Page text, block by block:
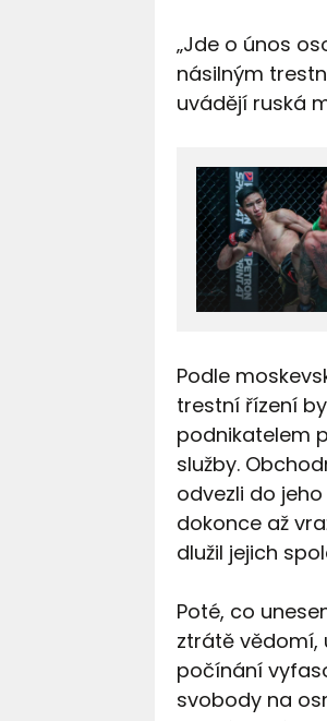
„Jde o únos
násilným
uvádějí ruská
Podle
trestní řízení
podnikatelem
služby.
odvezli do
dokonce až
dlužil jejich
Poté, co
ztrátě vědomí,
počínání
svobody na